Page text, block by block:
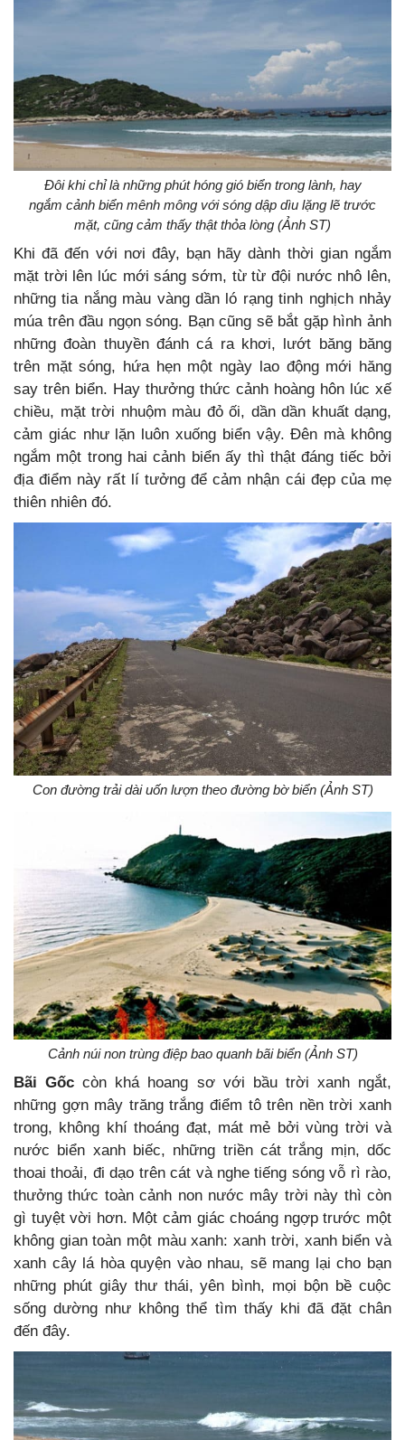
Đôi khi chỉ là những phút hóng gió biển trong lành, hay
ngắm cảnh biển mênh mông với sóng dập dìu lặng lẽ trước
mặt, cũng cảm thấy thật thỏa lòng (Ảnh ST)
Khi đã đến với nơi đây, bạn hãy dành thời gian ngắm
mặt trời lên lúc mới sáng sớm, từ từ đội nước nhô lên,
những tia nắng màu vàng dần ló rạng tinh nghịch nhảy
múa trên đầu ngọn sóng. Bạn cũng sẽ bắt gặp hình ảnh
những đoàn thuyền đánh cá ra khơi, lướt băng băng
trên mặt sóng, hứa hẹn một ngày lao động mới hăng
say trên biển. Hay thưởng thức cảnh hoàng hôn lúc xế
chiều, mặt trời nhuộm màu đỏ ối, dần dần khuất dạng,
cảm giác như lặn luôn xuống biển vậy. Đên mà không
ngắm một trong hai cảnh biển ấy thì thật đáng tiếc bởi
địa điểm này rất lí tưởng để cảm nhận cái đẹp của mẹ
thiên nhiên đó.
Con đường trải dài uốn lượn theo đường bờ biển (Ảnh ST)
Cảnh núi non trùng điệp bao quanh bãi biển (Ảnh ST)
Bãi Gốc còn khá hoang sơ với bầu trời xanh ngắt,
những gợn mây trăng trắng điểm tô trên nền trời xanh
trong, không khí thoáng đạt, mát mẻ bởi vùng trời và
nước biển xanh biếc, những triền cát trắng mịn, dốc
thoai thoải, đi dạo trên cát và nghe tiếng sóng vỗ rì rào,
thưởng thức toàn cảnh non nước mây trời này thì còn
gì tuyệt vời hơn. Một cảm giác choáng ngợp trước một
không gian toàn một màu xanh: xanh trời, xanh biển và
xanh cây lá hòa quyện vào nhau, sẽ mang lại cho bạn
những phút giây thư thái, yên bình, mọi bộn bề cuộc
sống dường như không thể tìm thấy khi đã đặt chân
đến đây.